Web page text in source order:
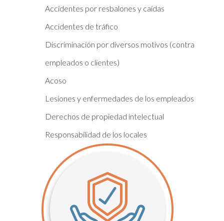
Accidentes por resbalones y caídas
Accidentes de tráfico
Discriminación por diversos motivos (contra
empleados o clientes)
Acoso
Lesiones y enfermedades de los empleados
Derechos de propiedad intelectual
Responsabilidad de los locales